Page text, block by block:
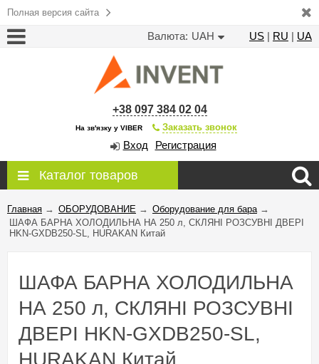
Полная версия сайта
Валюта: UAH US | RU | UA
+38 097 384 02 04
На зв'язку у VIBER Заказать звонок
Вход Регистрация
Каталог товаров
Главная → ОБОРУДОВАНИЕ → Оборудование для бара →
ШАФА БАРНА ХОЛОДИЛЬНА НА 250 л, СКЛЯНІ РОЗСУВНІ ДВЕРІ
HKN-GXDB250-SL, HURAKAN Китай
ШАФА БАРНА ХОЛОДИЛЬНА
НА 250 л, СКЛЯНІ РОЗСУВНІ
ДВЕРІ HKN-GXDB250-SL,
HURAKAN Китай